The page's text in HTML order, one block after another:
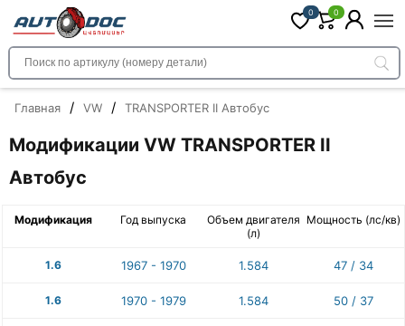
0 0
Главная / VW / TRANSPORTER II Автобус
Модификации VW TRANSPORTER II
Автобус
Модификация Год выпуска
Объем двигателя
(л)
Мощность (лс/кв)
1.6 1967 - 1970 1.584 47 / 34
1.6 1970 - 1979 1.584 50 / 37